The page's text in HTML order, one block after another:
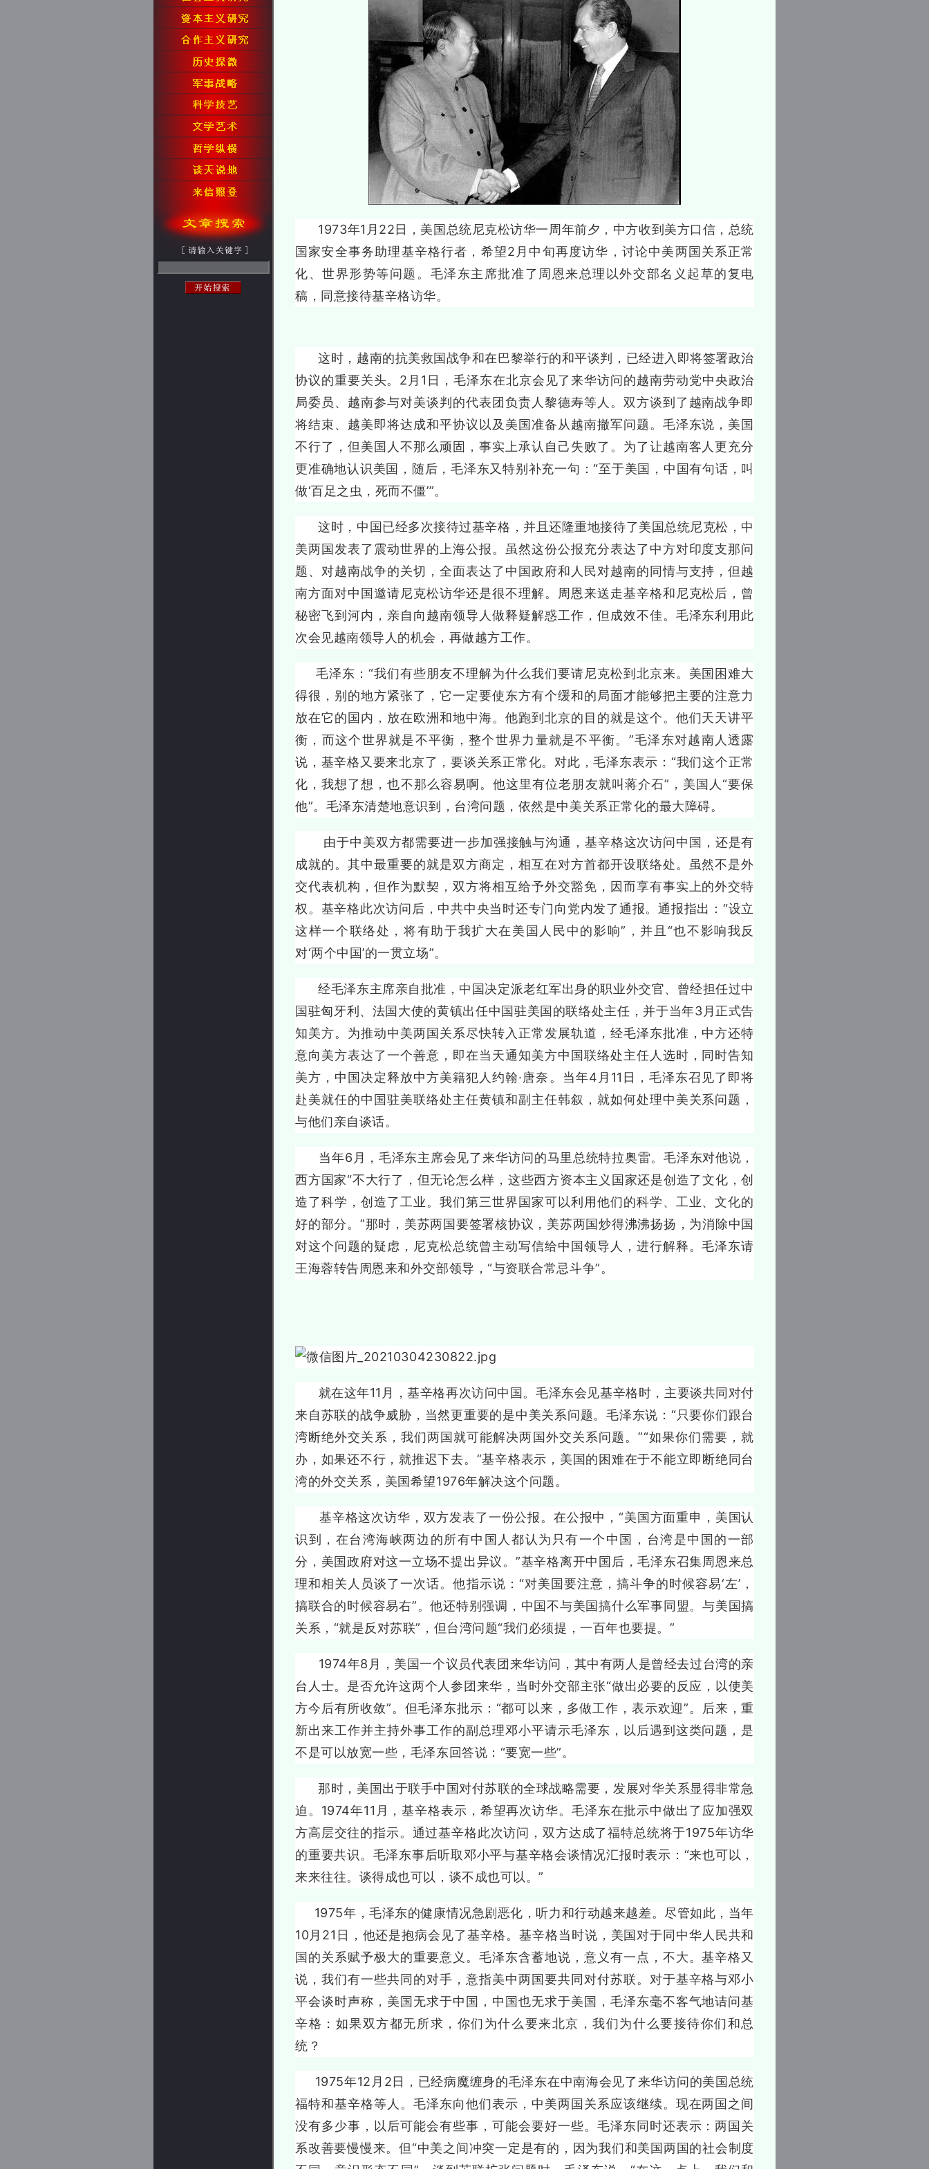
1973年1月22日，美国总统尼克松访华一周年前夕，中方收到美方口信，总统
国家安全事务助理基辛格行者，希望2月中旬再度访华，讨论中美两国关系正常
化、世界形势等问题。毛泽东主席批准了周恩来总理以外交部名义起草的复电
稿，同意接待基辛格访华。
这时，越南的抗美救国战争和在巴黎举行的和平谈判，已经进入即将签署政治
协议的重要关头。2月1日，毛泽东在北京会见了来华访问的越南劳动党中央政治
局委员、越南参与对美谈判的代表团负责人黎德寿等人。双方谈到了越南战争即
将结束、越美即将达成和平协议以及美国准备从越南撤军问题。毛泽东说，美国
不行了，但美国人不那么顽固，事实上承认自己失败了。为了让越南客人更充分
更准确地认识美国，随后，毛泽东又特别补充一句：“至于美国，中国有句话，叫
做‘百足之虫，死而不僵’”。
这时，中国已经多次接待过基辛格，并且还隆重地接待了美国总统尼克松，中
美两国发表了震动世界的上海公报。虽然这份公报充分表达了中方对印度支那问
题、对越南战争的关切，全面表达了中国政府和人民对越南的同情与支持，但越
南方面对中国邀请尼克松访华还是很不理解。周恩来送走基辛格和尼克松后，曾
秘密飞到河内，亲自向越南领导人做释疑解惑工作，但成效不佳。毛泽东利用此
次会见越南领导人的机会，再做越方工作。
毛泽东：“我们有些朋友不理解为什么我们要请尼克松到北京来。美国困难大
得很，别的地方紧张了，它一定要使东方有个缓和的局面才能够把主要的注意力
放在它的国内，放在欧洲和地中海。他跑到北京的目的就是这个。他们天天讲平
衡，而这个世界就是不平衡，整个世界力量就是不平衡。”毛泽东对越南人透露
说，基辛格又要来北京了，要谈关系正常化。对此，毛泽东表示：“我们这个正常
化，我想了想，也不那么容易啊。他这里有位老朋友就叫蒋介石”，美国人“要保
他”。毛泽东清楚地意识到，台湾问题，依然是中美关系正常化的最大障碍。
由于中美双方都需要进一步加强接触与沟通，基辛格这次访问中国，还是有
成就的。其中最重要的就是双方商定，相互在对方首都开设联络处。虽然不是外
交代表机构，但作为默契，双方将相互给予外交豁免，因而享有事实上的外交特
权。基辛格此次访问后，中共中央当时还专门向党内发了通报。通报指出：“设立
这样一个联络处，将有助于我扩大在美国人民中的影响”，并且“也不影响我反
对‘两个中国’的一贯立场”。
经毛泽东主席亲自批准，中国决定派老红军出身的职业外交官、曾经担任过中
国驻匈牙利、法国大使的黄镇出任中国驻美国的联络处主任，并于当年3月正式告
知美方。为推动中美两国关系尽快转入正常发展轨道，经毛泽东批准，中方还特
意向美方表达了一个善意，即在当天通知美方中国联络处主任人选时，同时告知
美方，中国决定释放中方美籍犯人约翰·唐奈。当年4月11日，毛泽东召见了即将
赴美就任的中国驻美联络处主任黄镇和副主任韩叙，就如何处理中美关系问题，
与他们亲自谈话。
当年6月，毛泽东主席会见了来华访问的马里总统特拉奥雷。毛泽东对他说，
西方国家“不大行了，但无论怎么样，这些西方资本主义国家还是创造了文化，创
造了科学，创造了工业。我们第三世界国家可以利用他们的科学、工业、文化的
好的部分。”那时，美苏两国要签署核协议，美苏两国炒得沸沸扬扬，为消除中国
对这个问题的疑虑，尼克松总统曾主动写信给中国领导人，进行解释。毛泽东请
王海蓉转告周恩来和外交部领导，“与资联合常忌斗争”。
就在这年11月，基辛格再次访问中国。毛泽东会见基辛格时，主要谈共同对付
来自苏联的战争威胁，当然更重要的是中美关系问题。毛泽东说：“只要你们跟台
湾断绝外交关系，我们两国就可能解决两国外交关系问题。”“如果你们需要，就
办，如果还不行，就推迟下去。”基辛格表示，美国的困难在于不能立即断绝同台
湾的外交关系，美国希望1976年解决这个问题。
基辛格这次访华，双方发表了一份公报。在公报中，“美国方面重申，美国认
识到，在台湾海峡两边的所有中国人都认为只有一个中国，台湾是中国的一部
分，美国政府对这一立场不提出异议。”基辛格离开中国后，毛泽东召集周恩来总
理和相关人员谈了一次话。他指示说：“对美国要注意，搞斗争的时候容易‘左’，
搞联合的时候容易右”。他还特别强调，中国不与美国搞什么军事同盟。与美国搞
关系，“就是反对苏联”，但台湾问题“我们必须提，一百年也要提。”
1974年8月，美国一个议员代表团来华访问，其中有两人是曾经去过台湾的亲
台人士。是否允许这两个人参团来华，当时外交部主张“做出必要的反应，以使美
方今后有所收敛”。但毛泽东批示：“都可以来，多做工作，表示欢迎”。后来，重
新出来工作并主持外事工作的副总理邓小平请示毛泽东，以后遇到这类问题，是
不是可以放宽一些，毛泽东回答说：“要宽一些”。
那时，美国出于联手中国对付苏联的全球战略需要，发展对华关系显得非常急
迫。1974年11月，基辛格表示，希望再次访华。毛泽东在批示中做出了应加强双
方高层交往的指示。通过基辛格此次访问，双方达成了福特总统将于1975年访华
的重要共识。毛泽东事后听取邓小平与基辛格会谈情况汇报时表示：“来也可以，
来来往往。谈得成也可以，谈不成也可以。”
1975年，毛泽东的健康情况急剧恶化，听力和行动越来越差。尽管如此，当年
10月21日，他还是抱病会见了基辛格。基辛格当时说，美国对于同中华人民共和
国的关系赋予极大的重要意义。毛泽东含蓄地说，意义有一点，不大。基辛格又
说，我们有一些共同的对手，意指美中两国要共同对付苏联。对于基辛格与邓小
平会谈时声称，美国无求于中国，中国也无求于美国，毛泽东毫不客气地诘问基
辛格：如果双方都无所求，你们为什么要来北京，我们为什么要接待你们和总
统？
1975年12月2日，已经病魔缠身的毛泽东在中南海会见了来华访问的美国总统
福特和基辛格等人。毛泽东向他们表示，中美两国关系应该继续。现在两国之间
没有多少事，以后可能会有些事，可能会要好一些。毛泽东同时还表示：两国关
系改善要慢慢来。但“中美之间冲突一定是有的，因为我们和美国两国的社会制度